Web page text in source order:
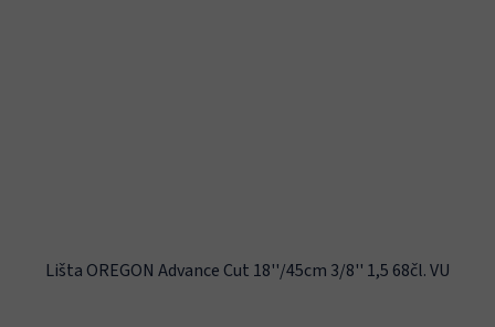
Lišta OREGON Advance Cut 18''/45cm 3/8'' 1,5 68čl. VU